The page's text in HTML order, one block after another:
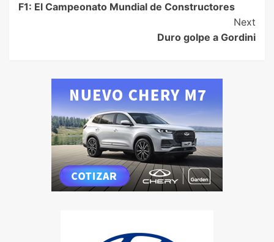
F1: El Campeonato Mundial de Constructores
Next
Duro golpe a Gordini